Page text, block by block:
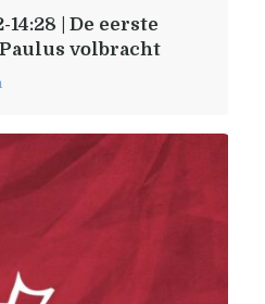
| De eerste
volbracht